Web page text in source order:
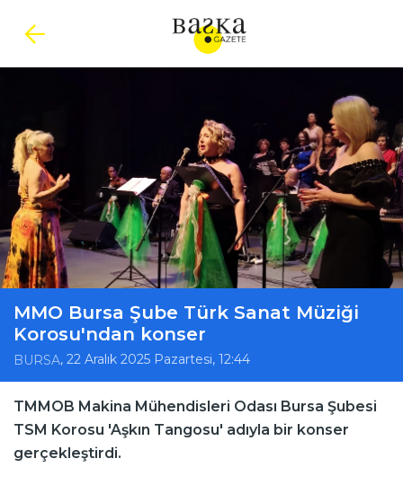
MMO Bursa Şube Türk Sanat Müziği
Korosu'ndan konser
BURSA, 22 Aralık 2025 Pazartesi, 12:44
TMMOB Makina Mühendisleri Odası Bursa Şubesi
TSM Korosu 'Aşkın Tangosu' adıyla bir konser
gerçekleştirdi.